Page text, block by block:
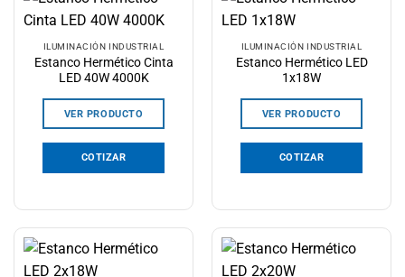
ILUMINACIÓN INDUSTRIAL
Estanco Hermético Cinta
LED 40W 4000K
VER PRODUCTO
COTIZAR
ILUMINACIÓN INDUSTRIAL
Estanco Hermético LED
1x18W
VER PRODUCTO
COTIZAR